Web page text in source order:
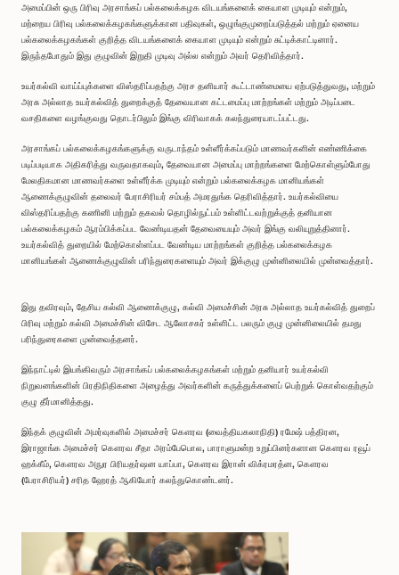
அமைப்பின் ஒரு பிரிவு அரசாங்கப் பல்கலைக்கழக விடயங்களைக் கையாள முடியும் என்றும்,
மற்றைய பிரிவு பல்கலைக்கழகங்களுக்கான பதிவுகள், ஒழுங்குமுறைப்படுத்தல் மற்றும் ஏனைய
பல்கலைக்கழகங்கள் குறித்த விடயங்களைக் கையாள முடியும் என்றும் சுட்டிக்காட்டினார்.
இருந்தபோதும் இது குழுவின் இறுதி முடிவு அல்ல என்றும் அவர் தெரிவித்தார்.
உயர்கல்வி வாய்ப்புக்களை விஸ்தரிப்பதற்கு அரச தனியார் கூட்டாண்மையை ஏற்படுத்துவது, மற்றும்
அரசு அல்லாத உயர்கல்வித் துறைக்குத் தேவையான கட்டமைப்பு மாற்றங்கள் மற்றும் அடிப்படை
வசதிகளை வழங்குவது தொடர்பிலும் இங்கு விரிவாகக் கலந்துரையாடப்பட்டது.
அரசாங்கப் பல்கலைக்கழகங்களுக்கு வருடாந்தம் உள்ளீர்க்கப்படும் மாணவர்களின் எண்ணிக்கை
படிப்படியாக அதிகரித்து வருவதாகவும், தேவையான அமைப்பு மாற்றங்களை மேற்கொள்ளும்போது
மேலதிகமான மாணவர்களை உள்ளீர்க்க முடியும் என்றும் பல்கலைக்கழக மானியங்கள்
ஆணைக்குழுவின் தலைவர் பேராசிரியர் சம்பத் அமரதுங்க தெரிவித்தார். உயர்கல்வியை
விஸ்தரிப்பதற்கு கணினி மற்றும் தகவல் தொழில்நுட்பம் உள்ளிட்டவற்றுக்குத் தனியான
பல்கலைக்கழகம் ஆரம்பிக்கப்பட வேண்டியதன் தேவையையும் அவர் இங்கு வலியுறுத்தினார்.
உயர்கல்வித் துறையில் மேற்கொள்ளப்பட வேண்டிய மாற்றங்கள் குறித்த பல்கலைக்கழக
மானியங்கள் ஆணைக்குழுவின் பரிந்துரைகளையும் அவர் இக்குழு முன்னிலையில் முன்வைத்தார்.
இது தவிரவும், தேசிய கல்வி ஆணைக்குழு, கல்வி அமைச்சின் அரசு அல்லாத உயர்கல்வித் துறைப்
பிரிவு மற்றும் கல்வி அமைச்சின் விசேட ஆலோசகர் உள்ளிட்ட பலரும் குழு முன்னிலையில் தமது
பரிந்துரைகளை முன்வைத்தனர்.
இந்நாட்டில் இயங்கிவரும் அரசாங்கப் பல்கலைக்கழகங்கள் மற்றும் தனியார் உயர்கல்வி
நிறுவனங்களின் பிரதிநிதிகளை அழைத்து அவர்களின் கருத்துக்களைப் பெற்றுக் கொள்வதற்கும்
குழு தீர்மானித்தது.
இந்தக் குழுவின் அமர்வுகளில் அமைச்சர் கௌரவ (வைத்தியகலாநிதி) ரமேஷ் பத்திரன,
இராஜாங்க அமைச்சர் கௌரவ சீதா அரம்பேபொல, பாராளுமன்ற உறுப்பினர்களான கௌரவ ரவூப்
ஹக்கீம், கௌரவ அநுர பிரியதர்ஷன யாப்பா, கௌரவ இரான் விக்ரமரத்ன, கௌரவ
(பேராசிரியர்) சரித ஹேரத் ஆகியோர் கலந்துகொண்டனர்.